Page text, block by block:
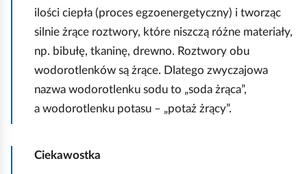
b
y
u
r
u
c
m
ilości ciepła (proces egzoenergetyczny) i tworząc
silnie żrące roztwory, które niszczą różne materiały,
np. bibułę, tkaninę, drewno. Roztwory obu
wodorotlenków są żrące. Dlatego zwyczajowa
nazwa wodorotlenku sodu to „soda żrąca”,
a wodorotlenku potasu – „potaż żrący”.
Ciekawostka